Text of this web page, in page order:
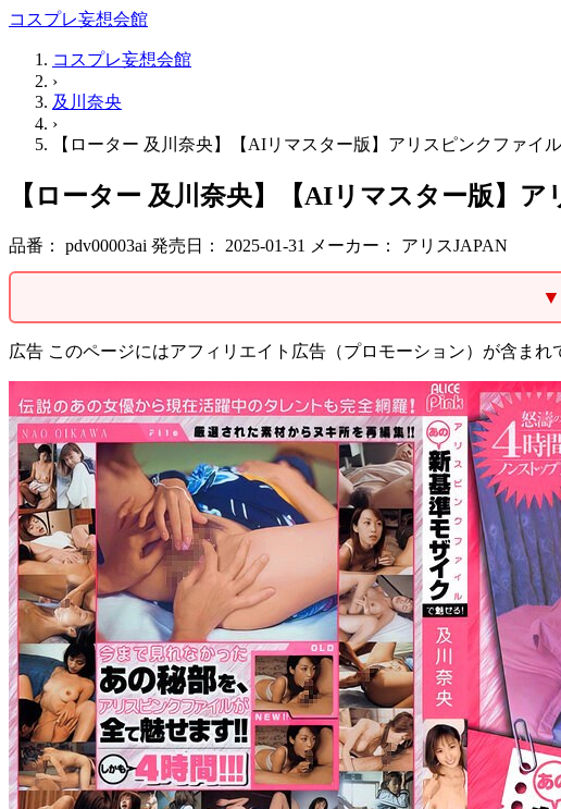
コスプレ妄想会館
コスプレ妄想会館
›
及川奈央
›
【ローター 及川奈央】【AIリマスター版】アリスピンクファイ
【ローター 及川奈央】【AIリマスター版】
品番： pdv00003ai 発売日： 2025-01-31 メーカー： アリスJAPAN
広告 このページにはアフィリエイト広告（プロモーション）が含まれ